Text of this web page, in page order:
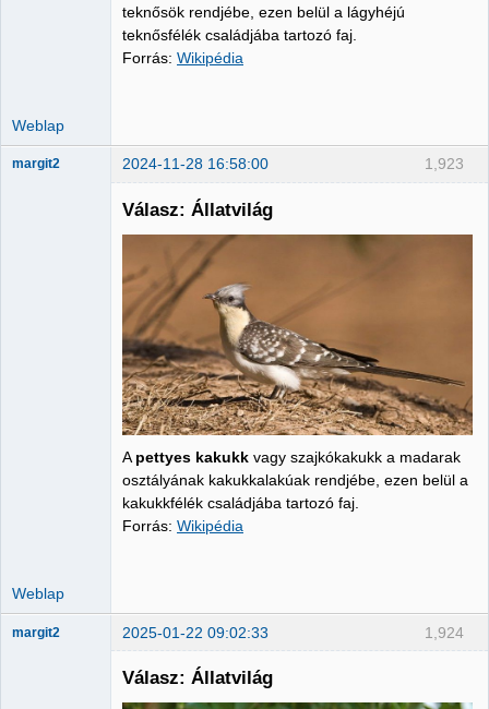
teknősök rendjébe, ezen belül a lágyhéjú
teknősfélék családjába tartozó faj.
Forrás: Wikipédia
Weblap
1,923
margit2 2024-11-28 16:58:00
Válasz: Állatvilág
Apettyes kakukk vagy szajkókakukk a madarak
osztályának kakukkalakúak rendjébe, ezen belül a
kakukkfélék családjába tartozó faj.
Forrás: Wikipédia
Weblap
1,924
margit2 2025-01-22 09:02:33
Válasz: Állatvilág